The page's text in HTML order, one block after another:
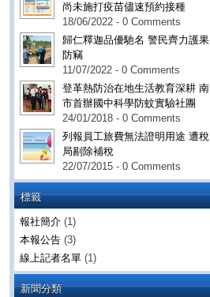
尚未施打疫苗儘速預約接種
18/06/2022 - 0 Comments
歸仁釋迦品優馳名 警民齊力護果
防竊
11/07/2022 - 0 Comments
登革熱防治在地生活教育深耕 南
市首辦國中科學防蚊實驗社團
24/01/2018 - 0 Comments
列報員工旅費無法證明用途 遭稅
局剔除補稅
22/07/2015 - 0 Comments
標籤
報社簡介 (1)
本報公告 (3)
線上記者名單 (1)
新聞分類